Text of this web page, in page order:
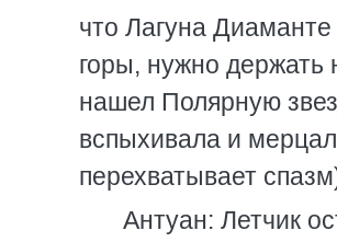
что Лагуна
горы, нужно держать
нашел Полярную
вспыхивала и
перехватывает
Антуан: Летчик